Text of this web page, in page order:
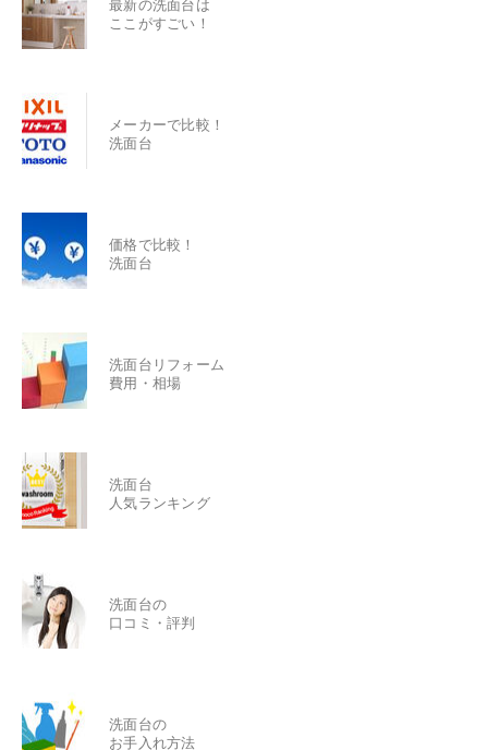
最新の洗面台は
ここがすごい！
メーカーで比較！
洗面台
価格で比較！
洗面台
洗面台リフォーム
費用・相場
洗面台
人気ランキング
洗面台の
口コミ・評判
洗面台の
お手入れ方法